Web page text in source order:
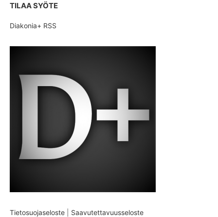
TILAA SYÖTE
Diakonia+ RSS
Tietosuojaseloste Saavutettavuusseloste